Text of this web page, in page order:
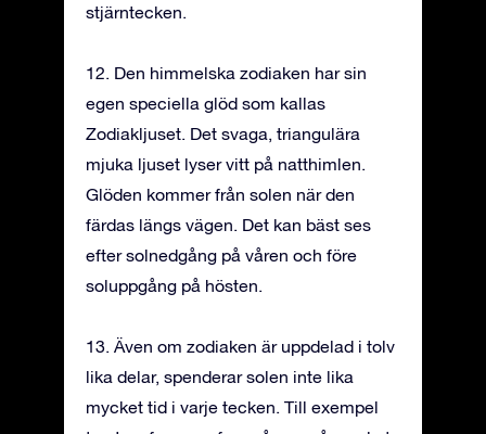
stjärntecken.
12. Den himmelska zodiaken har sin
egen speciella glöd som kallas
Zodiakljuset. Det svaga, triangulära
mjuka ljuset lyser vitt på natthimlen.
Glöden kommer från solen när den
färdas längs vägen. Det kan bäst ses
efter solnedgång på våren och före
soluppgång på hösten.
13. Även om zodiaken är uppdelad i tolv
lika delar, spenderar solen inte lika
mycket tid i varje tecken. Till exempel